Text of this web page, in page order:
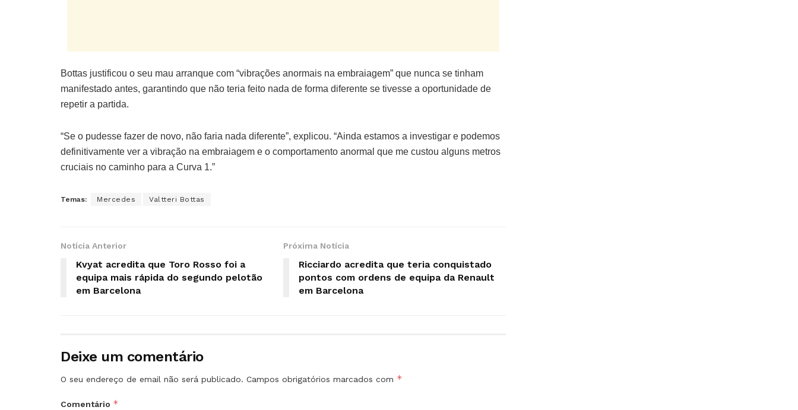
Bottas justificou o seu mau arranque com “vibrações anormais na embraiagem” que nunca se tinham
manifestado antes, garantindo que não teria feito nada de forma diferente se tivesse a oportunidade de
repetir a partida.
“Se o pudesse fazer de novo, não faria nada diferente”, explicou. “Ainda estamos a investigar e podemos
definitivamente ver a vibração na embraiagem e o comportamento anormal que me custou alguns metros
cruciais no caminho para a Curva 1.”
Temas: Mercedes Valtteri Bottas
Notícia Anterior
Kvyat acredita que Toro Rosso foi a
equipa mais rápida do segundo pelotão
em Barcelona
Próxima Notícia
Ricciardo acredita que teria conquistado
pontos com ordens de equipa da Renault
em Barcelona
Deixe um comentário
O seu endereço de email não será publicado. Campos obrigatórios marcados com *
Comentário *